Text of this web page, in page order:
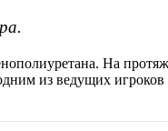
На
из ведущих